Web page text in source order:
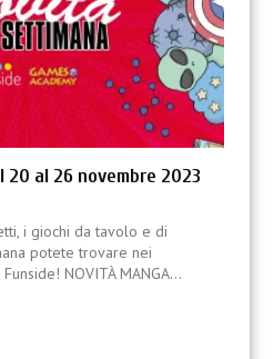
al 26 novembre 2023
i giochi da tavolo e di
potete trovare nei
NOVITÀ MANGA…